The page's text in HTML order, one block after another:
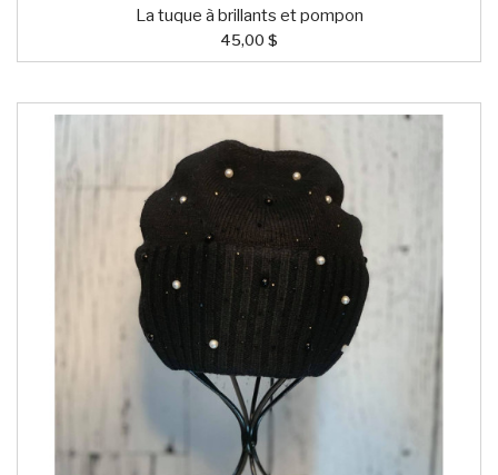
La tuque à brillants et pompon
45,00 $